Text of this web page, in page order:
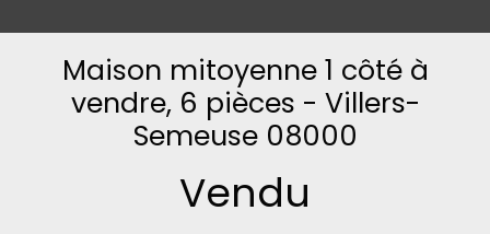
Maison mitoyenne 1 côté à
vendre, 6 pièces - Villers-
Semeuse 08000
Vendu